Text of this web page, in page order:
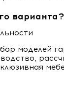
варианта?
моделей